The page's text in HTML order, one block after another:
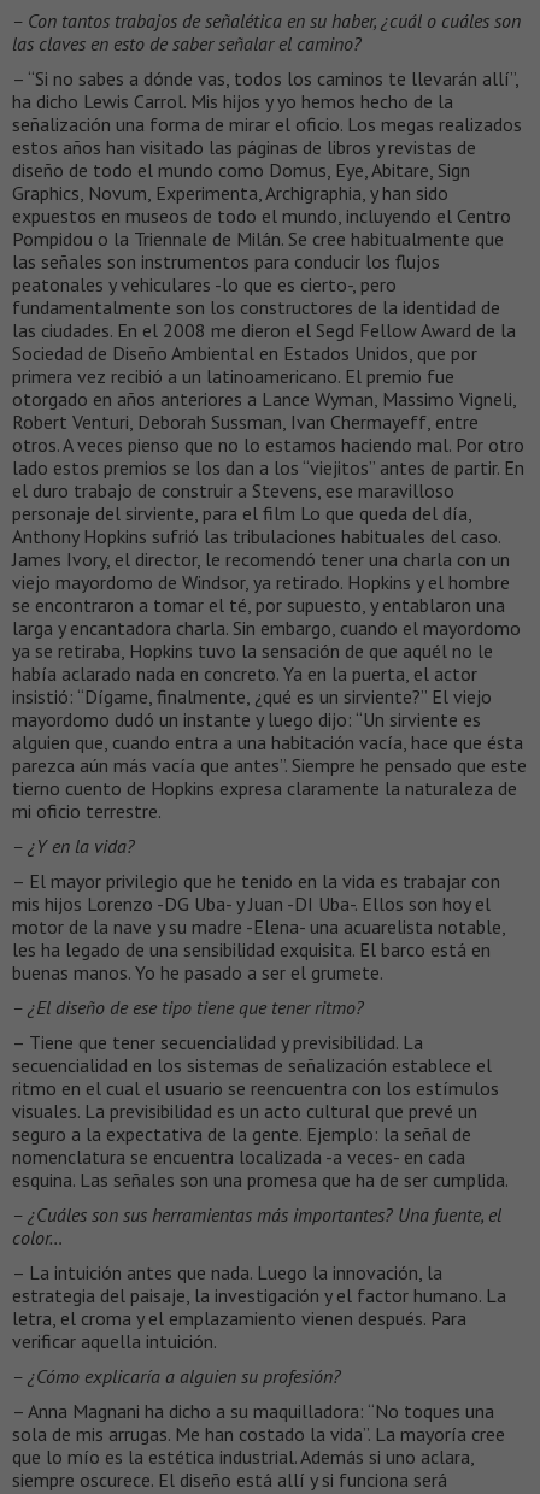
– Con tantos trabajos de señalética en su haber, ¿cuál o cuáles son
las claves en esto de saber señalar el camino?
– “Si no sabes a dónde vas, todos los caminos te llevarán allí”,
ha dicho Lewis Carrol. Mis hijos y yo hemos hecho de la
señalización una forma de mirar el oficio. Los megas realizados
estos años han visitado las páginas de libros y revistas de
diseño de todo el mundo como Domus, Eye, Abitare, Sign
Graphics, Novum, Experimenta, Archigraphia, y han sido
expuestos en museos de todo el mundo, incluyendo el Centro
Pompidou o la Triennale de Milán. Se cree habitualmente que
las señales son instrumentos para conducir los flujos
peatonales y vehiculares -lo que es cierto-, pero
fundamentalmente son los constructores de la identidad de
las ciudades. En el 2008 me dieron el Segd Fellow Award de la
Sociedad de Diseño Ambiental en Estados Unidos, que por
primera vez recibió a un latinoamericano. El premio fue
otorgado en años anteriores a Lance Wyman, Massimo Vigneli,
Robert Venturi, Deborah Sussman, Ivan Chermayeff, entre
otros. A veces pienso que no lo estamos haciendo mal. Por otro
lado estos premios se los dan a los “viejitos” antes de partir. En
el duro trabajo de construir a Stevens, ese maravilloso
personaje del sirviente, para el film Lo que queda del día,
Anthony Hopkins sufrió las tribulaciones habituales del caso.
James Ivory, el director, le recomendó tener una charla con un
viejo mayordomo de Windsor, ya retirado. Hopkins y el hombre
se encontraron a tomar el té, por supuesto, y entablaron una
larga y encantadora charla. Sin embargo, cuando el mayordomo
ya se retiraba, Hopkins tuvo la sensación de que aquél no le
había aclarado nada en concreto. Ya en la puerta, el actor
insistió: “Dígame, finalmente, ¿qué es un sirviente?” El viejo
mayordomo dudó un instante y luego dijo: “Un sirviente es
alguien que, cuando entra a una habitación vacía, hace que ésta
parezca aún más vacía que antes”. Siempre he pensado que este
tierno cuento de Hopkins expresa claramente la naturaleza de
mi oficio terrestre.
– ¿Y en la vida?
– El mayor privilegio que he tenido en la vida es trabajar con
mis hijos Lorenzo -DG Uba- y Juan -DI Uba-. Ellos son hoy el
motor de la nave y su madre -Elena- una acuarelista notable,
les ha legado de una sensibilidad exquisita. El barco está en
buenas manos. Yo he pasado a ser el grumete.
– ¿El diseño de ese tipo tiene que tener ritmo?
– Tiene que tener secuencialidad y previsibilidad. La
secuencialidad en los sistemas de señalización establece el
ritmo en el cual el usuario se reencuentra con los estímulos
visuales. La previsibilidad es un acto cultural que prevé un
seguro a la expectativa de la gente. Ejemplo: la señal de
nomenclatura se encuentra localizada -a veces- en cada
esquina. Las señales son una promesa que ha de ser cumplida.
– ¿Cuáles son sus herramientas más importantes? Una fuente, el
color…
– La intuición antes que nada. Luego la innovación, la
estrategia del paisaje, la investigación y el factor humano. La
letra, el croma y el emplazamiento vienen después. Para
verificar aquella intuición.
– ¿Cómo explicaría a alguien su profesión?
– Anna Magnani ha dicho a su maquilladora: “No toques una
sola de mis arrugas. Me han costado la vida”. La mayoría cree
que lo mío es la estética industrial. Además si uno aclara,
siempre oscurece. El diseño está allí y si funciona será